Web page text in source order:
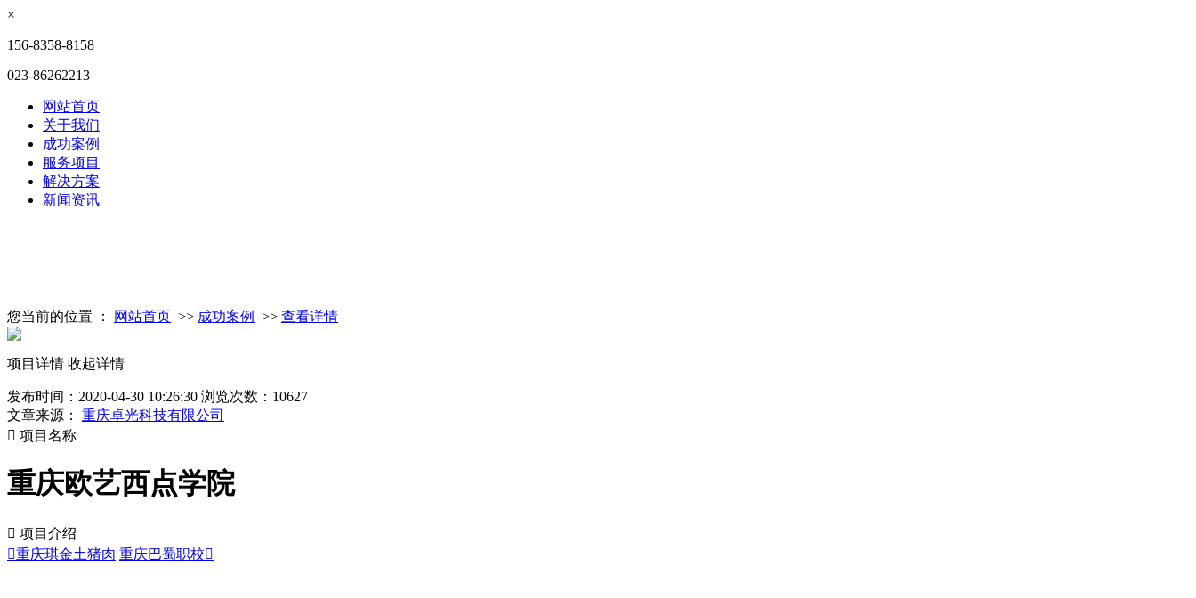
×
156-8358-8158
023-86262213
网站首页
关于我们
成功案例
服务项目
解决方案
新闻资讯
您当前的位置 ： 网站首页 >> 成功案例 >> 查看详情
项目详情 收起详情
发布时间：2020-04-30 10:26:30 浏览次数：10627
文章来源： 重庆卓光科技有限公司
 项目名称
重庆欧艺西点学院
 项目介绍
重庆琪金土猪肉 重庆巴蜀职校